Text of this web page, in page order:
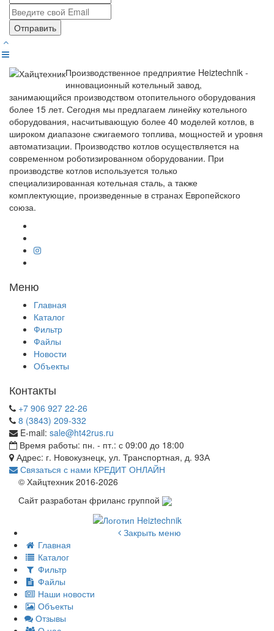
Отправить
Производственное предприятие Heiztechnik -
инновационный котельный завод,
занимающийся производством отопительного оборудования
более 15 лет. Сегодня мы предлагаем линейку котельного
оборудования, насчитывающую более 40 моделей котлов, в
широком диапазоне сжигаемого топлива, мощностей и уровня
автоматизации. Производство котлов осуществляется на
современном роботизированном оборудовании. При
производстве котлов используется только
специализированная котельная сталь, а также
комплектующие, произведенные в странах Европейского
союза.
Меню
Главная
Каталог
Фильтр
Файлы
Новости
Объекты
Контакты
+7 906 927 22-26
8 (3843) 209-332
E-mail: sale@ht42rus.ru
Время работы: пн. - пт.: с 09:00 до 18:00
Адрес: г. Новокузнецк, ул. Транспортная, д. 93А
Связаться с нами КРЕДИТ ОНЛАЙН
© Хайцтехник 2016-2026
Сайт разработан фриланс группой
Закрыть меню
Главная
Каталог
Фильтр
Файлы
Наши новости
Объекты
Отзывы